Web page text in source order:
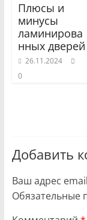
Плюсы и
минусы
ламинирова
нных дверей
26.11.2024
0
Добавить
Ваш адрес
Обязательные